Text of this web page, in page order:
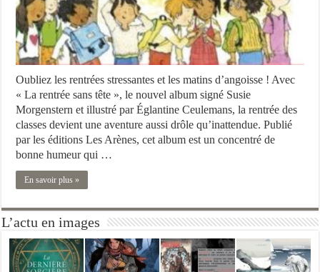
Oubliez les rentrées stressantes et les matins d’angoisse ! Avec
« La rentrée sans tête », le nouvel album signé Susie
Morgenstern et illustré par Églantine Ceulemans, la rentrée des
classes devient une aventure aussi drôle qu’inattendue. Publié
par les éditions Les Arènes, cet album est un concentré de
bonne humeur qui …
En savoir plus »
L’actu en images